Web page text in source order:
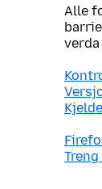
Alle